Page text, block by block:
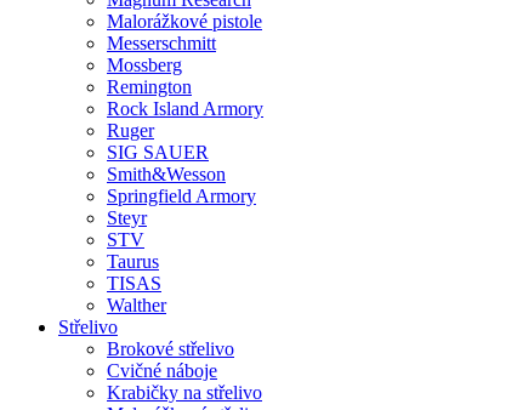
Malorážkové pistole
Messerschmitt
Mossberg
Remington
Rock Island Armory
Ruger
SIG SAUER
Smith&Wesson
Springfield Armory
Steyr
STV
Taurus
TISAS
Walther
Střelivo
Brokové střelivo
Cvičné náboje
Krabičky na střelivo